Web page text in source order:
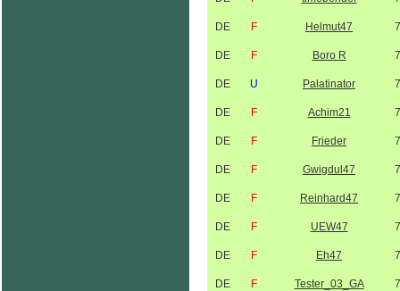
DE F Helmut47
DE F Boro R
DE U Palatinator
DE F Achim21
DE F Frieder
DE F Gwigdul47
DE F Reinhard47
DE F UEW47
DE F Eh47
DE F Tester_03_GA